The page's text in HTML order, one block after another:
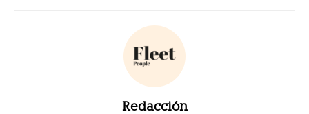
Redacción